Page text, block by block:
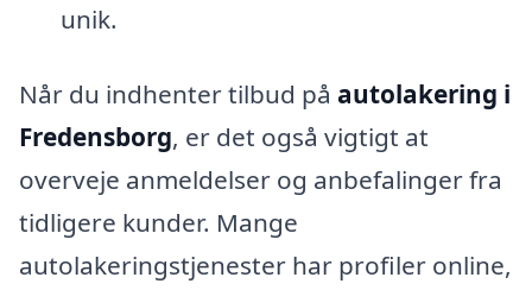
unik.
Når du indhenter tilbud på autolakering i
Fredensborg, er det også vigtigt at
overveje anmeldelser og anbefalinger fra
tidligere kunder. Mange
autolakeringstjenester har profiler online,